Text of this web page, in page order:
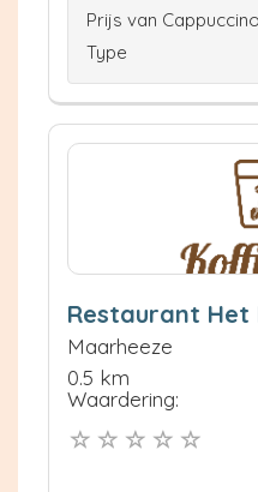
Prijs van Cappuccino
Type
Restaurant Het
Maarheeze
0.5 km
Waardering: